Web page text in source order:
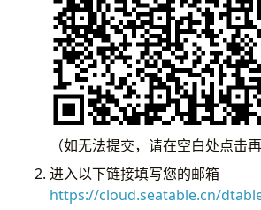
（如无法提交，请在空白处点击再
进入以下链接填写您的邮箱
https://cloud.seatable.cn/